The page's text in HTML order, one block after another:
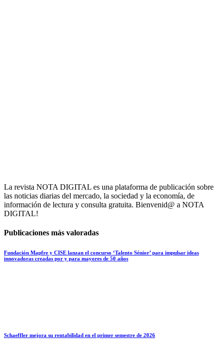
La revista NOTA DIGITAL es una plataforma de publicación sobre
las noticias diarias del mercado, la sociedad y la economía, de
información de lectura y consulta gratuita. Bienvenid@ a NOTA
DIGITAL!
Publicaciones más valoradas
Fundación Mapfre y CISE lanzan el concurso ‘Talento Sénior’ para impulsar ideas
innovadoras creadas por y para mayores de 50 años
Schaeffler mejora su rentabilidad en el primer semestre de 2026